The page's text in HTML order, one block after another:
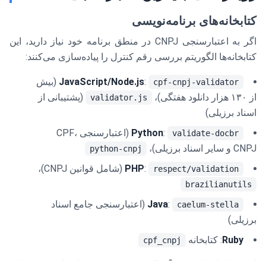
کتابخانه‌های برنامه‌نویسی
اگر به اعتبارسنجی CNPJ در منطق برنامه خود نیاز دارید، این
کتابخانه‌ها الگوریتم بررسی رقم کنترل را پیاده‌سازی می‌کنند:
JavaScript/Node.js: cpf-cnpj-validator
(بیش
از ۱۳۰ هزار دانلود هفتگی)،
validator.js
(پشتیبانی از
اسناد برزیلی)
Python: validate-docbr
(اعتبارسنجی CPF،
CNPJ و سایر اسناد برزیلی)،
python-cnpj
PHP: respect/validation (شامل قوانین CNPJ)،
brazilianutils
Java: caelum-stella
(اعتبارسنجی جامع اسناد
برزیلی)
Ruby: کتابخانه cpf_cnpj